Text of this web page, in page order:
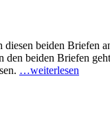
diesen beiden Briefen
den beiden Briefen
…weiterlesen